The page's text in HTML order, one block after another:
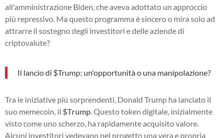
all'amministrazione Biden, che aveva adottato un approccio
più repressivo. Ma questo programma è sincero o mira solo ad
attrarre il sostegno degli investitori e delle aziende di
criptovalute?
Il lancio di $Trump: un'opportunità o una manipolazione?
Tra le iniziative più sorprendenti, Donald Trump ha lanciato il
suo memecoin, il $Trump . Questo token digitale, inizialmente
visto come uno scherzo, ha rapidamente acquisito valore.
Alcuni investitori vedevano nel progetto una vera e propria